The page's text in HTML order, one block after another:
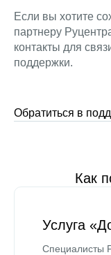
Если вы хотите
партнеру
контакты для
поддержки.
Обратиться в
Как
Услуга
Специалисты